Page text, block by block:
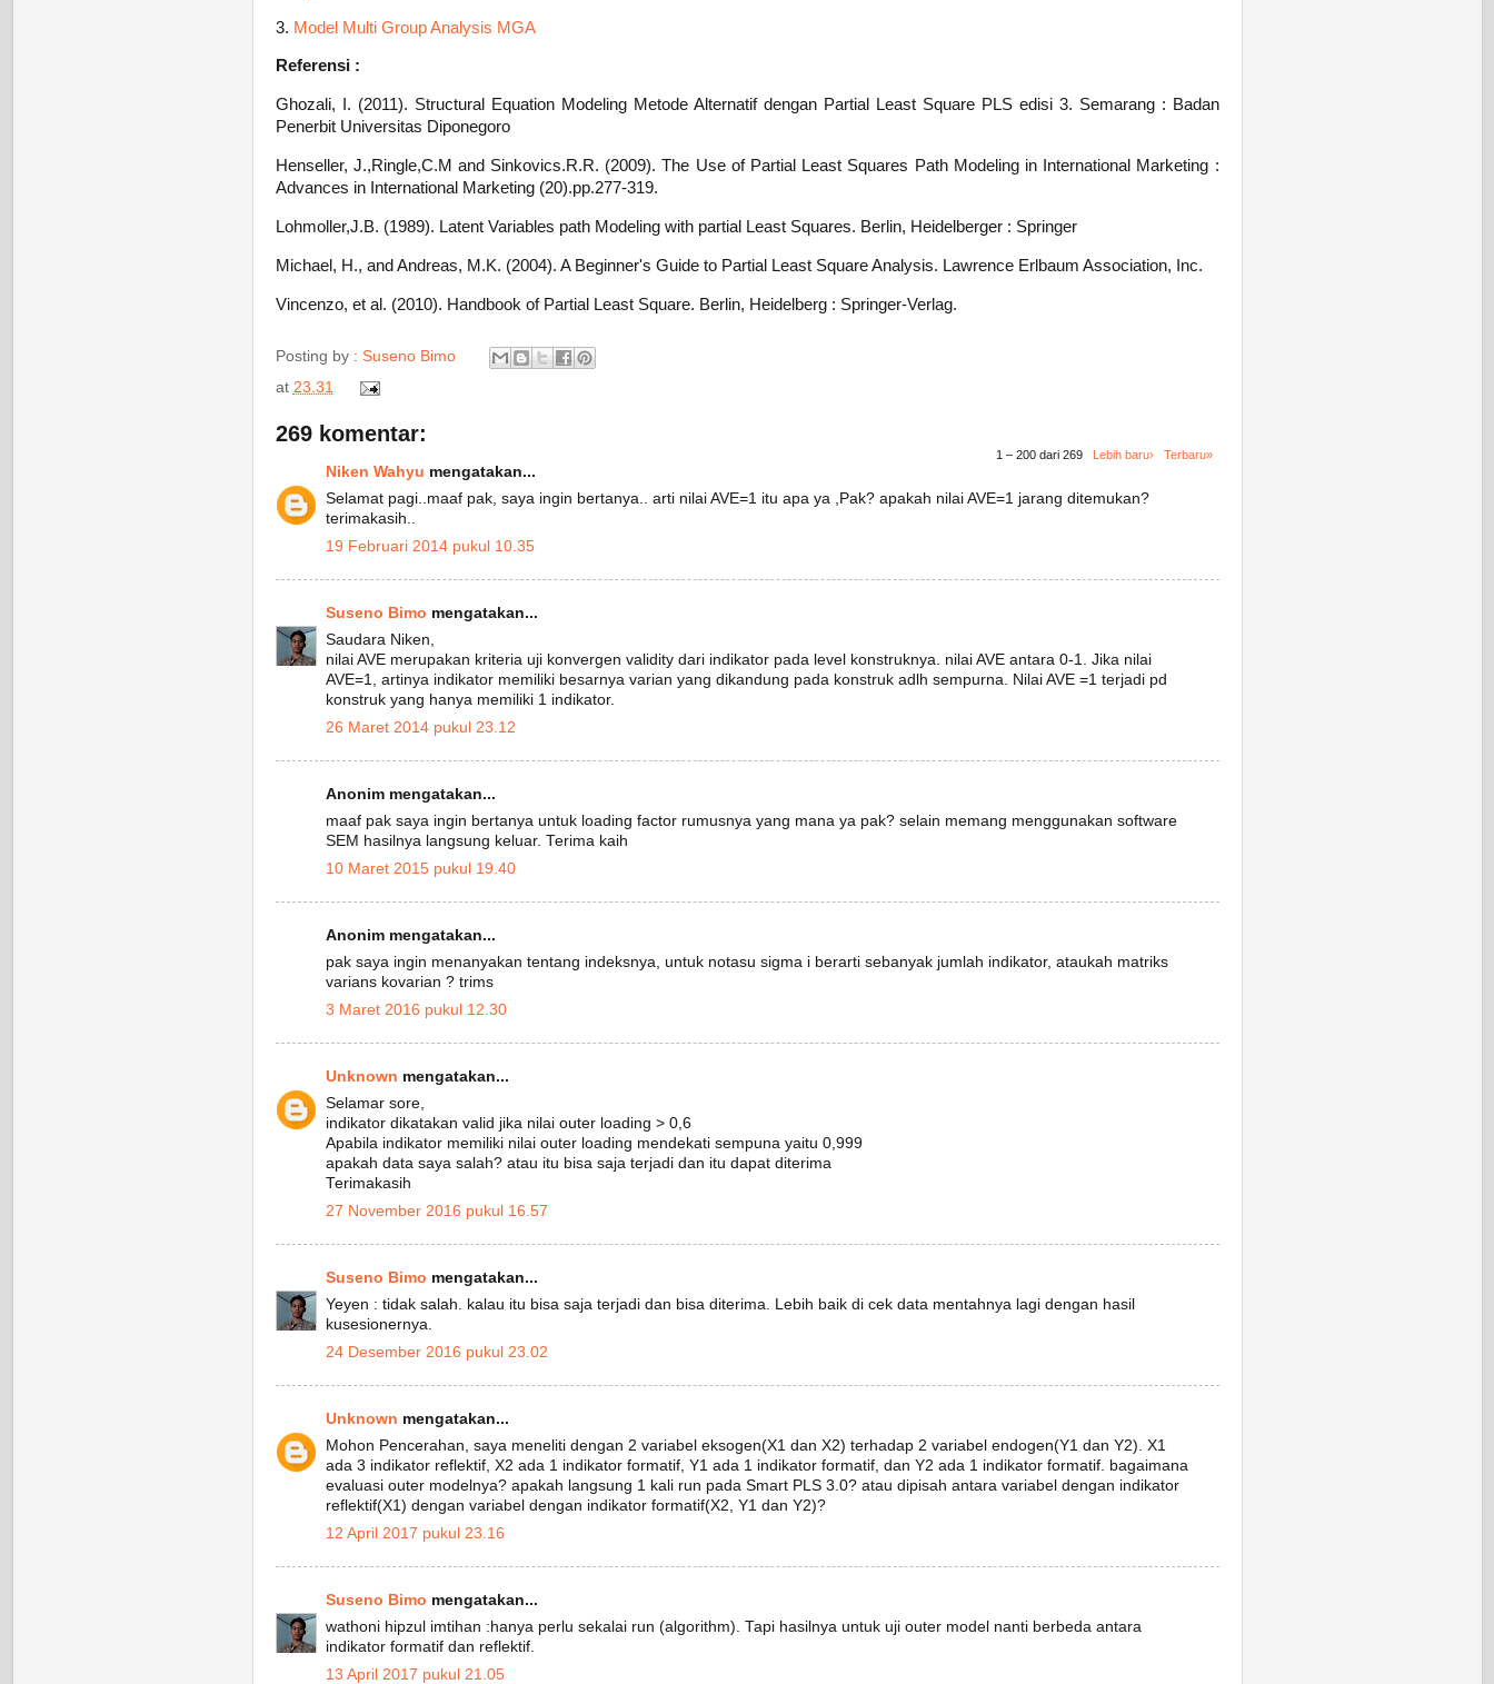
3. Model Multi Group Analysis MGA
Referensi :
Ghozali, I. (2011). Structural Equation Modeling Metode Alternatif dengan Partial Least Square PLS edisi 3. Semarang : Badan
Penerbit Universitas Diponegoro
Henseller, J.,Ringle,C.M and Sinkovics.R.R. (2009). The Use of Partial Least Squares Path Modeling in International Marketing :
Advances in International Marketing (20).pp.277-319.
Lohmoller,J.B. (1989). Latent Variables path Modeling with partial Least Squares. Berlin, Heidelberger : Springer
Michael, H., and Andreas, M.K. (2004). A Beginner's Guide to Partial Least Square Analysis. Lawrence Erlbaum Association, Inc.
Vincenzo, et al. (2010). Handbook of Partial Least Square. Berlin, Heidelberg : Springer-Verlag.
Posting by : Suseno Bimo
at 23.31
269 komentar:
1 – 200 dari 269 Lebih baru› Terbaru»
Niken Wahyu mengatakan...
Selamat pagi..maaf pak, saya ingin bertanya.. arti nilai AVE=1 itu apa ya ,Pak? apakah nilai AVE=1 jarang ditemukan?
terimakasih..
19 Februari 2014 pukul 10.35
Suseno Bimo mengatakan...
Saudara Niken,
nilai AVE merupakan kriteria uji konvergen validity dari indikator pada level konstruknya. nilai AVE antara 0-1. Jika nilai
AVE=1, artinya indikator memiliki besarnya varian yang dikandung pada konstruk adlh sempurna. Nilai AVE =1 terjadi pd
konstruk yang hanya memiliki 1 indikator.
26 Maret 2014 pukul 23.12
Anonim mengatakan...
maaf pak saya ingin bertanya untuk loading factor rumusnya yang mana ya pak? selain memang menggunakan software
SEM hasilnya langsung keluar. Terima kaih
10 Maret 2015 pukul 19.40
Anonim mengatakan...
pak saya ingin menanyakan tentang indeksnya, untuk notasu sigma i berarti sebanyak jumlah indikator, ataukah matriks
varians kovarian ? trims
3 Maret 2016 pukul 12.30
Unknown mengatakan...
Selamar sore,
indikator dikatakan valid jika nilai outer loading > 0,6
Apabila indikator memiliki nilai outer loading mendekati sempuna yaitu 0,999
apakah data saya salah? atau itu bisa saja terjadi dan itu dapat diterima
Terimakasih
27 November 2016 pukul 16.57
Suseno Bimo mengatakan...
Yeyen : tidak salah. kalau itu bisa saja terjadi dan bisa diterima. Lebih baik di cek data mentahnya lagi dengan hasil
kusesionernya.
24 Desember 2016 pukul 23.02
Unknown mengatakan...
Mohon Pencerahan, saya meneliti dengan 2 variabel eksogen(X1 dan X2) terhadap 2 variabel endogen(Y1 dan Y2). X1
ada 3 indikator reflektif, X2 ada 1 indikator formatif, Y1 ada 1 indikator formatif, dan Y2 ada 1 indikator formatif. bagaimana
evaluasi outer modelnya? apakah langsung 1 kali run pada Smart PLS 3.0? atau dipisah antara variabel dengan indikator
reflektif(X1) dengan variabel dengan indikator formatif(X2, Y1 dan Y2)?
12 April 2017 pukul 23.16
Suseno Bimo mengatakan...
wathoni hipzul imtihan :hanya perlu sekalai run (algorithm). Tapi hasilnya untuk uji outer model nanti berbeda antara
indikator formatif dan reflektif.
13 April 2017 pukul 21.05